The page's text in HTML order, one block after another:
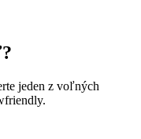
jeden z voľných